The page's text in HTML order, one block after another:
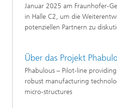
Januar 2025 am Fraunhofer-
in Halle C2, um die
potenziellen Partnern zu
Über das Projekt
Phabulous – Pilot-line
robust manufacturing
micro-structures